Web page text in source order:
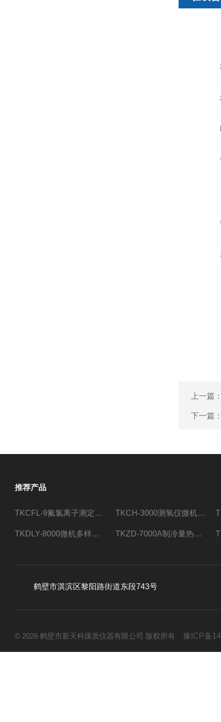
上一篇
下一篇
推荐产品
TKCFL-9氟氯离子测定仪自动煤质检测 TKCH-3000测氢仪微机氢元素测定煤质检测
TKDLY-8000微机多样测硫仪自动定硫仪化验室硫含量测定 TKZD-7000A制冷量热仪自动升降热值仪煤质检测
鹤壁市淇滨区黎阳路街道东段743号
© 2026 鹤壁市新天科煤质仪器有限公司 版权所有 豫ICP备